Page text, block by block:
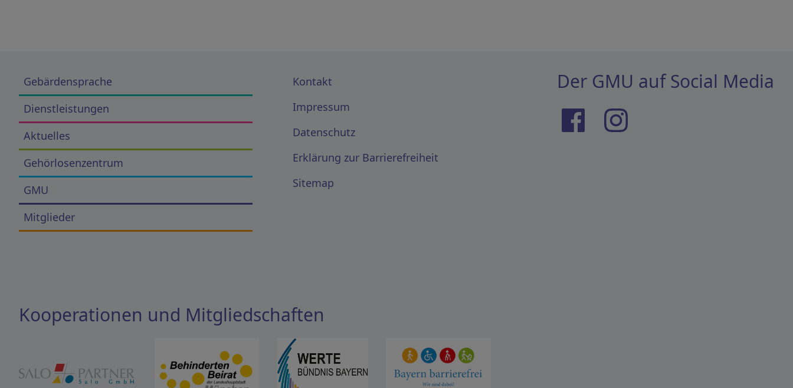
Gebärdensprache
Dienstleistungen
Aktuelles
Gehörlosenzentrum
GMU
Mitglieder
Kontakt
Impressum
Datenschutz
Erklärung zur Barrierefreiheit
Sitemap
Der GMU auf Social Media
Kooperationen und Mitgliedschaften